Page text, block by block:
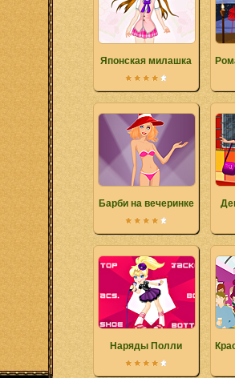
Японская милашка
Барби на вечеринке
Наряды Полли